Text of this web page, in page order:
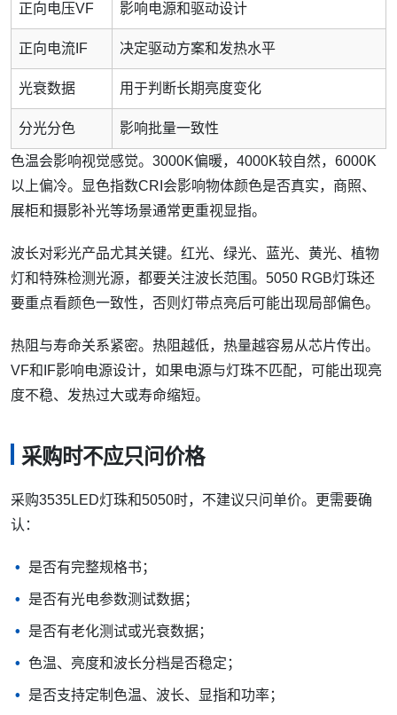
正向电压VF 影响电源和驱动设计
正向电流IF 决定驱动方案和发热水平
光衰数据 用于判断长期亮度变化
分光分色 影响批量一致性
色温会影响视觉感觉。3000K偏暖，4000K较自然，6000K
以上偏冷。显色指数CRI会影响物体颜色是否真实，商照、
展柜和摄影补光等场景通常更重视显指。
波长对彩光产品尤其关键。红光、绿光、蓝光、黄光、植物
灯和特殊检测光源，都要关注波长范围。5050 RGB灯珠还
要重点看颜色一致性，否则灯带点亮后可能出现局部偏色。
热阻与寿命关系紧密。热阻越低，热量越容易从芯片传出。
VF和IF影响电源设计，如果电源与灯珠不匹配，可能出现亮
度不稳、发热过大或寿命缩短。
采购时不应只问价格
采购3535LED灯珠和5050时，不建议只问单价。更需要确
认：
是否有完整规格书；
是否有光电参数测试数据；
是否有老化测试或光衰数据；
色温、亮度和波长分档是否稳定；
是否支持定制色温、波长、显指和功率；